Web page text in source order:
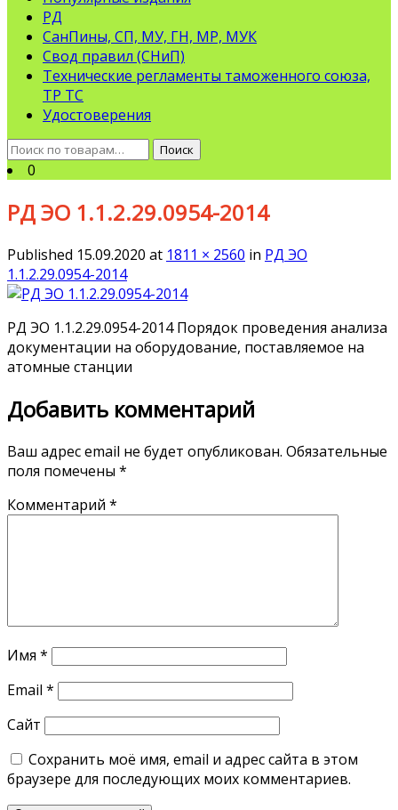
РД
СанПины, СП, МУ, ГН, МР, МУК
Свод правил (СНиП)
Технические регламенты таможенного союза,
ТР ТС
Удостоверения
Искать:
Поиск
0
РД ЭО 1.1.2.29.0954-2014
Published 15.09.2020 at 1811 × 2560 in РД ЭО
1.1.2.29.0954-2014
РД ЭО 1.1.2.29.0954-2014 Порядок проведения анализа
документации на оборудование, поставляемое на
атомные станции
Добавить комментарий
Ваш адрес email не будет опубликован. Обязательные
поля помечены *
Комментарий *
Имя *
Email *
Сайт
Сохранить моё имя, email и адрес сайта в этом
браузере для последующих моих комментариев.